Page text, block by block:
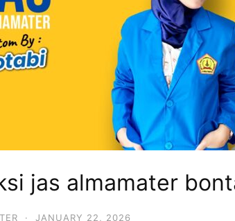
jas almamater
· JANUARY 22, 2026